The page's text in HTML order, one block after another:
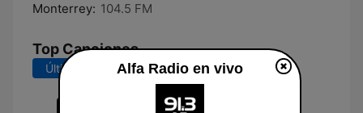
Monterrey: 104.5 FM
Top Canciones
Últimos 7 días Últimos 30 días
Alfa Radio en vivo